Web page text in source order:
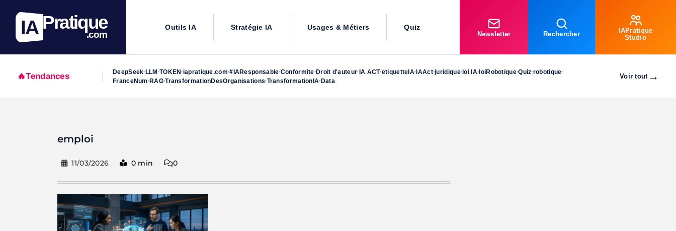
IA Pratique
.com
Outils IA Stratégie IA Usages & Métiers Quiz
Newsletter Rechercher
IAPratique
Studio
🔥Tendances DeepSeek• LLM •TOKEN•iapratique.com•#IAResponsable•Conformite• Droit d'auteur• IA ACT•etiquetteIA• IAAct•juridique• loi IA• loiRobotique•Quiz•robotique•
FranceNum • RAG•TransformationDesOrganisations•TransformationIA• Data
Voir tout→
emploi
11/03/2026 0 min 0